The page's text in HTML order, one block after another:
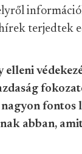
terjedtek
elleni
fontos
abban,